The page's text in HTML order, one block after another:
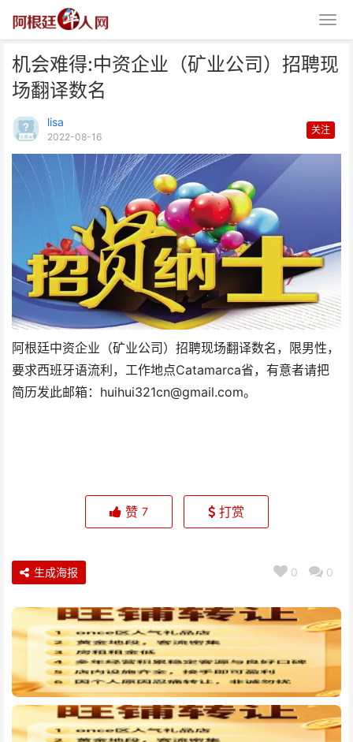
机会难得:中资企业（矿业公司）招聘现
场翻译数名
lisa
2022-08-16
关注
阿根廷中资企业（矿业公司）招聘现场翻译数名，限男性，
要求西班牙语流利，工作地点Catamarca省，有意者请把
简历发此邮箱：huihui321cn@gmail.com。
机会难得:中资企业（矿业公司）
招聘现场翻译数名
赞 7 打赏
0 0
生成海报